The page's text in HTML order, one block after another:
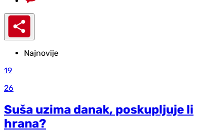
Najnovije
19
26
Suša uzima danak, poskupljuje li
hrana?